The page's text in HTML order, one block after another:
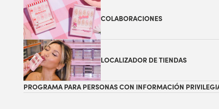
COLABORACIONES
LOCALIZADOR DE TIENDAS
PROGRAMA PARA PERSONAS CON INFORMACIÓN